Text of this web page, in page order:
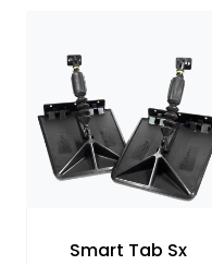
Smart Tab Sx
Fritid/Sikkerhet
Båtpleie/Opplag
Seil